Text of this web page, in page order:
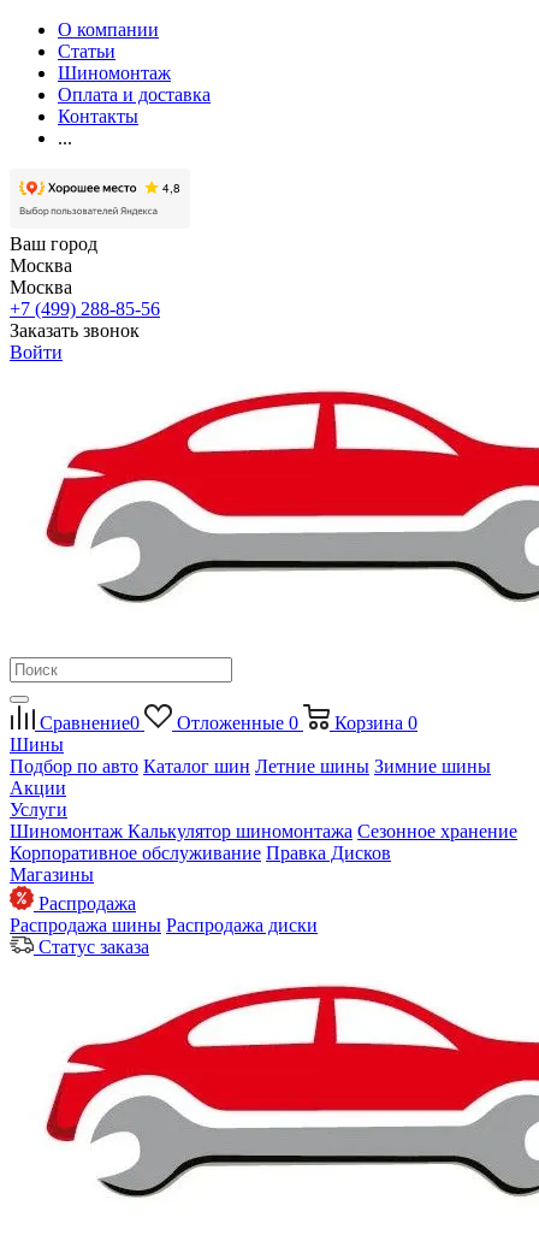
О компании
Статьи
Шиномонтаж
Оплата и доставка
Контакты
...
Ваш город
Москва
Москва
+7 (499) 288-85-56
Заказать звонок
Войти
Сравнение0 Отложенные 0 Корзина 0
Шины
Подбор по авто Каталог шин Летние шины Зимние шины
Акции
Услуги
Шиномонтаж Калькулятор шиномонтажа Сезонное хранение
Корпоративное обслуживание Правка Дисков
Магазины
Распродажа
Распродажа шины Распродажа диски
Статус заказа